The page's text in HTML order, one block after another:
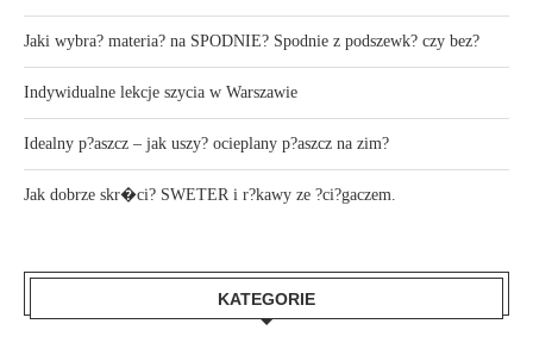
Jaki wybra? materia? na SPODNIE? Spodnie z podszewk? czy bez?
Indywidualne lekcje szycia w Warszawie
Idealny p?aszcz – jak uszy? ocieplany p?aszcz na zim?
Jak dobrze skr�ci? SWETER i r?kawy ze ?ci?gaczem.
KATEGORIE